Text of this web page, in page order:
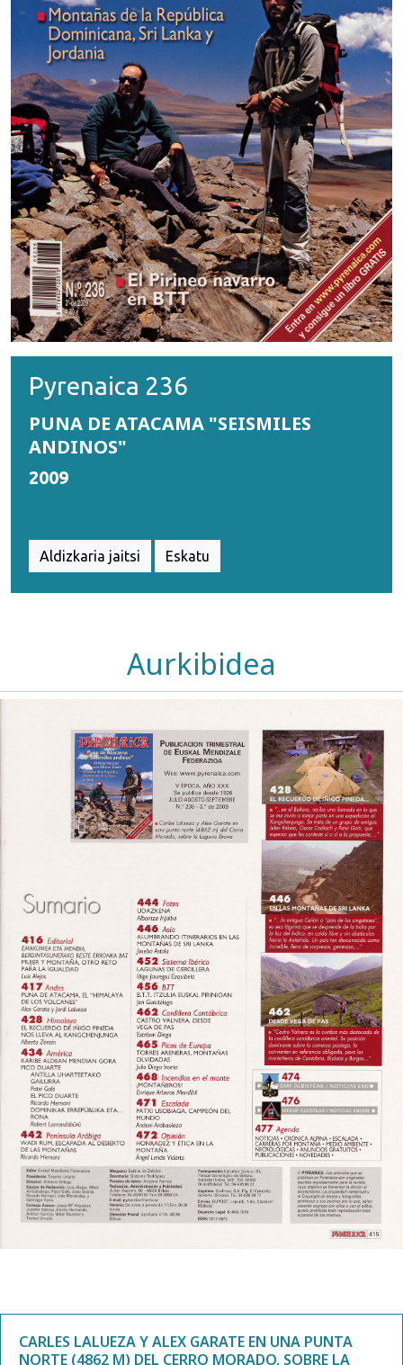
Pyrenaica 236
PUNA DE ATACAMA "SEISMILES
ANDINOS"
2009
Aldizkaria jaitsi Eskatu
Aurkibidea
CARLES LALUEZA Y ALEX GARATE EN UNA PUNTA
NORTE (4862 M) DEL CERRO MORADO, SOBRE LA